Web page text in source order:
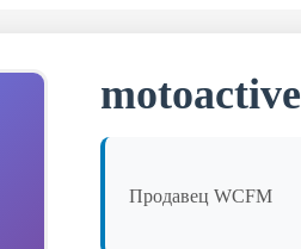
motoactive
Продавец WCFM